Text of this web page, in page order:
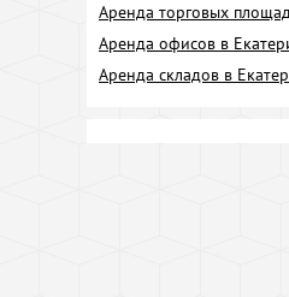
Аренда торговых
Аренда офисов в
Аренда складов в